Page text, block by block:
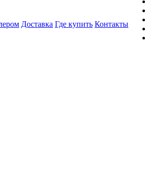
Доставка Где купить Контакты